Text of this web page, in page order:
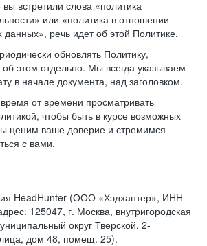
встретили слова «политика
или «политика в отношении
данных», речь идет об этой Политике.
обновлять Политику,
этом отдельно. Мы всегда указываем
в начале документа, над заголовком.
от времени просматривать
чтобы быть в курсе возможных
ценим ваше доверие и стремимся
с вами.
HeadHunter (ООО «Хэдхантер», ИНН
125047, г. Москва, внутригородская
округ Тверской, 2-
дом 48, помещ. 25).